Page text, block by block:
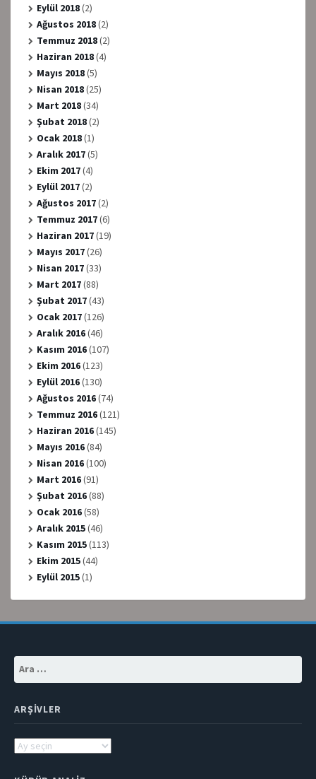
Eylül 2018(2)
Ağustos 2018(2)
Temmuz 2018(2)
Haziran 2018(4)
Mayıs 2018(5)
Nisan 2018(25)
Mart 2018(34)
Şubat 2018(2)
Ocak 2018(1)
Aralık 2017(5)
Ekim 2017(4)
Eylül 2017(2)
Ağustos 2017(2)
Temmuz 2017(6)
Haziran 2017(19)
Mayıs 2017(26)
Nisan 2017(33)
Mart 2017(88)
Şubat 2017(43)
Ocak 2017(126)
Aralık 2016(46)
Kasım 2016(107)
Ekim 2016(123)
Eylül 2016(130)
Ağustos 2016(74)
Temmuz 2016(121)
Haziran 2016(145)
Mayıs 2016(84)
Nisan 2016(100)
Mart 2016(91)
Şubat 2016(88)
Ocak 2016(58)
Aralık 2015(46)
Kasım 2015(113)
Ekim 2015(44)
Eylül 2015(1)
Arama:
ARŞIVLER
Arşivler